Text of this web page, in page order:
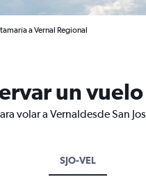
a Vernal Regional
un vuelo
volar a Vernaldesde San
SJO-VEL